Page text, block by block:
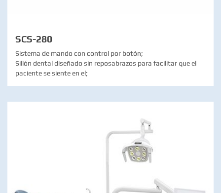
SCS-280
Sistema de mando con control por botón;
Sillón dental diseñado sin reposabrazos para facilitar que el
paciente se siente en el;